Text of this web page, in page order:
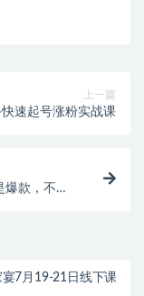
上一篇
速起号涨粉实战课
款，不吹
7月19-21日线下课